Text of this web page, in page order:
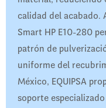
calidad del acabado.
Smart HP E10-280
patrón de
uniforme del
México, EQUIPSA
soporte